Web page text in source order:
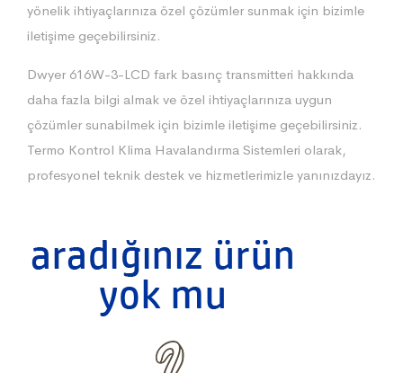
yönelik ihtiyaçlarınıza özel çözümler sunmak için bizimle
iletişime geçebilirsiniz.
Dwyer 616W-3-LCD fark basınç transmitteri hakkında
daha fazla bilgi almak ve özel ihtiyaçlarınıza uygun
çözümler sunabilmek için bizimle iletişime geçebilirsiniz.
Termo Kontrol Klima Havalandırma Sistemleri olarak,
profesyonel teknik destek ve hizmetlerimizle yanınızdayız.